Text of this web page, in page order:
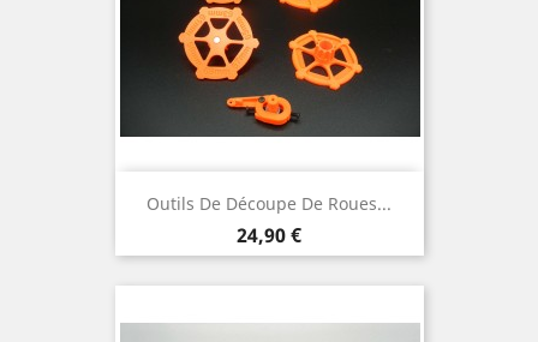
Outils De Découpe De Roues...
Prix
24,90 €